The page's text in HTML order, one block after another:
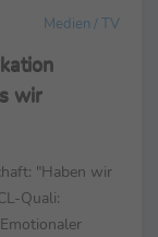
Medien / TV
wir
"Haben wir
Quali: